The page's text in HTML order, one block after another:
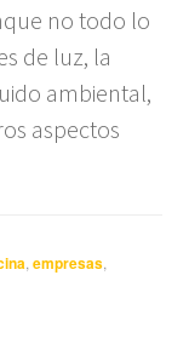
no todo lo
de luz, la
ambiental,
aspectos
,empresas